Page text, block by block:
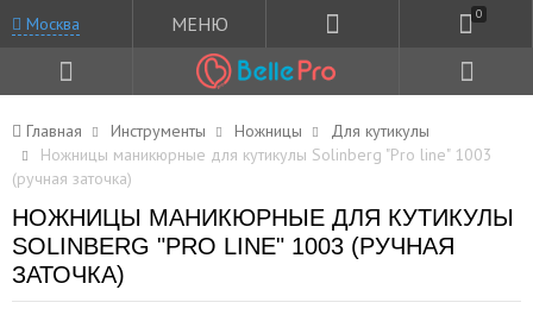
Москва МЕНЮ 0
Главная Инструменты Ножницы
Для кутикулы
Ножницы маникюрные для кутикулы Solinberg "Pro line" 1003
(ручная заточка)
НОЖНИЦЫ МАНИКЮРНЫЕ ДЛЯ КУТИКУЛЫ
SOLINBERG "PRO LINE" 1003 (РУЧНАЯ
ЗАТОЧКА)